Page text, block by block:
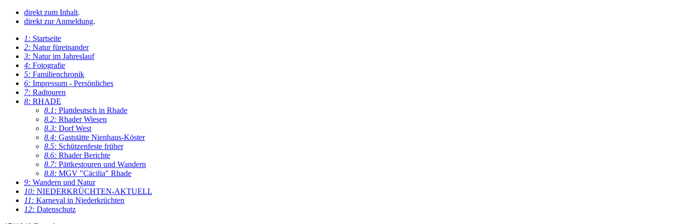
direkt zum Inhalt.
direkt zur Anmeldung.
1: Startseite
2: Natur füreinander
3: Natur im Jahreslauf
4: Fotografie
5: Familienchronik
6: Impressum - Persönliches
7: Radtouren
8: RHADE
8.1: Plattdeutsch in Rhade
8.2: Rhader Wiesen
8.3: Dorf West
8.4: Gaststätte Nienhaus-Köster
8.5: Schützenfeste früher
8.6: Rhader Berichte
8.7: Pättkestouren und Wandern
8.8: MGV "Cäcilia" Rhade
9: Wandern und Natur
10: NIEDERKRÜCHTEN-AKTUELL
11: Karneval in Niederkrüchten
12: Datenschutz